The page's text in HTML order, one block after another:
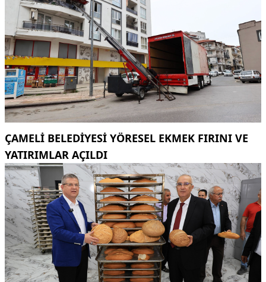
ÇAMELI BELEDIYESI YÖRESEL EKMEK FIRINI VE
YATIRIMLAR AÇILDI